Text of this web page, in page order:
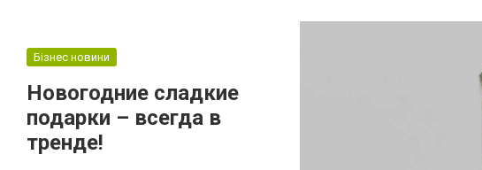
Бізнес новини
Новогодние сладкие
подарки – всегда в
тренде!